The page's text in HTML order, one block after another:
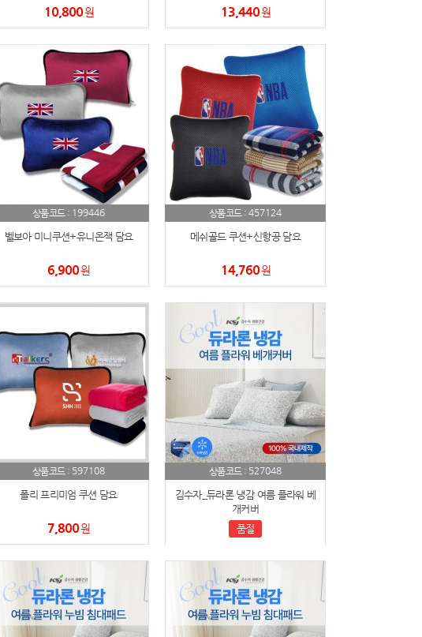
10,800원
산 폴라폴리스 / 겨울 판촉물) 메쉬
골드 쿠션+체크항공 폴라담요
13,440원
상품코드 : 199446
벨보아 미니쿠션+유니온잭 담요
6,900원
상품코드 : 457124
메쉬골드 쿠션+신항공 담요
14,760원
상품코드 : 597108
폴리 프리미엄 쿠션 담요
7,800원
상품코드 : 527048
김수자_듀라론 냉감 여름 플라워 베
개커버
품절